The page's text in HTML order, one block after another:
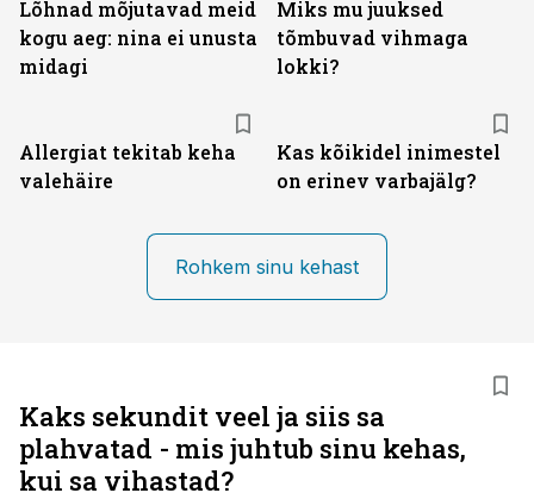
Lõhnad mõjutavad meid
kogu aeg: nina ei unusta
midagi
Miks mu juuksed
tõmbuvad vihmaga
lokki?
Allergiat tekitab keha
valehäire
Kas kõikidel inimestel
on erinev varbajälg?
Rohkem sinu kehast
Kaks sekundit veel ja siis sa
plahvatad - mis juhtub sinu kehas,
kui sa vihastad?